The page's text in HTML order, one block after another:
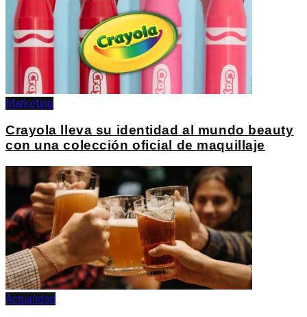
Marketing
Crayola lleva su identidad al mundo beauty
con una colección oficial de maquillaje
Actualidad